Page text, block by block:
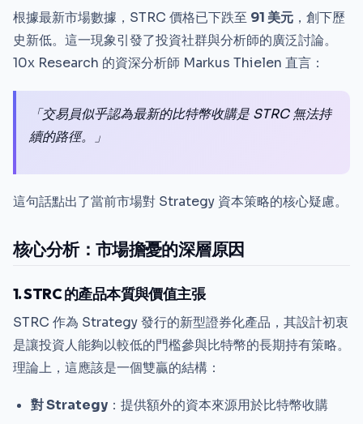
根據最新市場數據，STRC 價格已下跌至 91 美元 ，創下歷
史新低。這一現象引發了投資社群與分析師的廣泛討論。
10x Research 的資深分析師 Markus Thielen 直言：
「交易員似乎認為最新的比特幣收購是 STRC 無法持
續的路徑。」
這句話點出了當前市場對 Strategy 資本策略的核心疑慮。
核心分析：市場擔憂的深層原因
1. STRC 的產品本質與價值主張
STRC 作為 Strategy 發行的新型證券化產品，其設計初衷
是讓投資人能夠以較低的門檻參與比特幣的長期持有策略。
理論上，這應該是一個雙贏的結構：
對 Strategy ：提供額外的資本來源用於比特幣收購